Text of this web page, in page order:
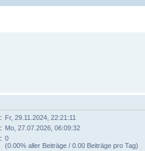
Fr, 29.11.2024, 22:21:11
Mo, 27.07.2026, 06:09:32
0
(0.00% aller Beiträge / 0.00 Beiträge pro Tag)